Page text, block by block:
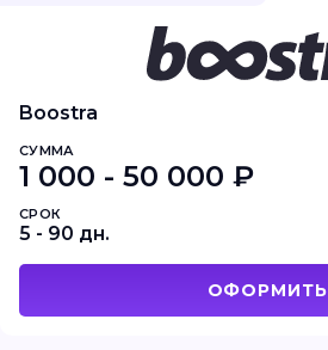
Boostra
СУММА
1 000 - 50 000 ₽
СРОК
5 - 90 дн.
ОФОРМИТЬ